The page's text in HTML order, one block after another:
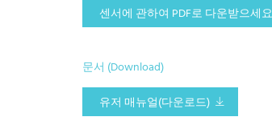
센서에 관하여 PDF로 다운받으세요
문서 (Download)
유저 매뉴얼(다운로드)